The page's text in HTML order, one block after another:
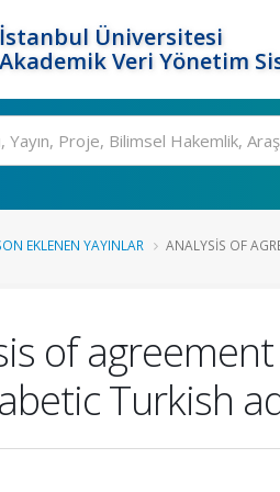
İstanbul Üniversitesi
Akademik Veri Yönetim
EKLENEN YAYINLAR ANALYSIS OF
of
Turkish